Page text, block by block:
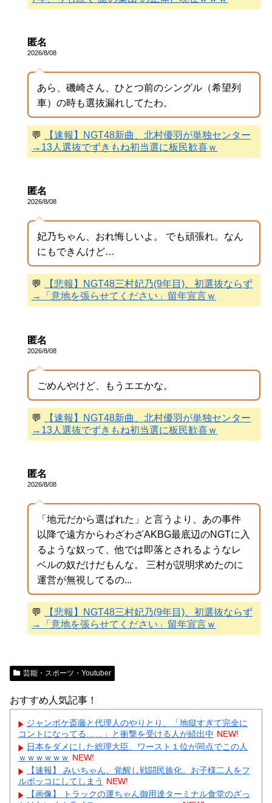
匿名
2026/8/08
あら、磯崎さん、ひとつ前のシングル（希望列
車）の時も選抜漏れしてたわ。
💬
【速報】NGT48新曲、北村優羽が単独センター
→13人選抜でずきもね初当選に板民歓喜ｗ
匿名
2026/8/08
妃乃ちゃん、おれ悔しいよ。 でも頑張れ。なん
にもできんけど…
💬
【悲報】NGT48三村妃乃(9年目)、初選抜ならず
→「意地を張らせてください」留年宣言ｗ
匿名
2026/8/08
ごめんやけど、もうエエかな。
💬
【速報】NGT48新曲、北村優羽が単独センター
→13人選抜でずきもね初当選に板民歓喜ｗ
匿名
2026/8/08
「地元だから選ばれた」と言うより、あの事件
以降で遠方からわざわざAKBG最底辺のNGTに入
るような奴って、他では即落とされるようなレ
ベルの奴だけだもんな。 三村が説明求めたのに
運営が無視してるの...
💬
【悲報】NGT48三村妃乃(9年目)、初選抜ならず
→「意地を張らせてください」留年宣言ｗ
芸能・スポーツ・Youtuber
おすすめ人気記事！
ジャンポケ斎藤と代理人のやりとり、「地獄すぎて完全に
コントになってる……」と衝撃を受ける人が続出中 NEW!
日本をダメにした総理大臣、ワースト１位が同点でこの人
ｗｗｗｗｗｗ NEW!
【速報】 みいちゃん、覚醒し戦闘民族化。お子様二人をフ
ルボッコにしてしまう NEW!
【画像】 トラックの運ちゃん御用達ターミナル食堂のざっ